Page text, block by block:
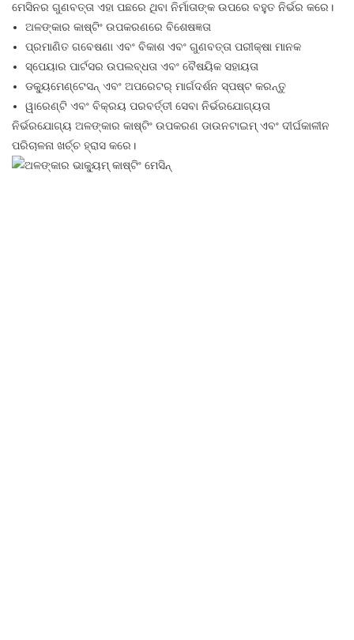
ମେସିନର ଗୁଣବତ୍ତା ଏହା ପଛରେ ଥିବା ନିର୍ମାତାଙ୍କ ଉପରେ ବହୁତ ନିର୍ଭର କରେ।
ଅଳଙ୍କାର କାଷ୍ଟିଂ ଉପକରଣରେ ବିଶେଷଜ୍ଞତା
ପ୍ରମାଣିତ ଗବେଷଣା ଏବଂ ବିକାଶ ଏବଂ ଗୁଣବତ୍ତା ପରୀକ୍ଷା ମାନକ
ସ୍ପେୟାର ପାର୍ଟସର ଉପଲବ୍ଧତା ଏବଂ ବୈଷୟିକ ସହାୟତା
ଡକ୍ୟୁମେଣ୍ଟେସନ୍ ଏବଂ ଅପରେଟର୍ ମାର୍ଗଦର୍ଶନ ସ୍ପଷ୍ଟ କରନ୍ତୁ
ୱାରେଣ୍ଟି ଏବଂ ବିକ୍ରୟ ପରବର୍ତ୍ତୀ ସେବା ନିର୍ଭରଯୋଗ୍ୟତା
ନିର୍ଭରଯୋଗ୍ୟ ଅଳଙ୍କାର କାଷ୍ଟିଂ ଉପକରଣ ଡାଉନଟାଇମ୍ ଏବଂ ଦୀର୍ଘକାଳୀନ
ପରିଚାଳନା ଖର୍ଚ୍ଚ ହ୍ରାସ କରେ।